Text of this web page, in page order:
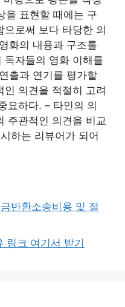
을 표현할 때에는 구
으로써 보다 타당한 의
화의 내용과 구조를
독자들의 영화 이해를
출과 연기를 평가할
의견을 적절히 고려
요하다. – 타인의 의
주관적인 의견을 비교
하는 리뷰어가 되어
반환소송비용 및 절
링크 여기서 받기